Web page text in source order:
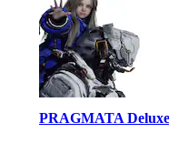
PRAGMATA